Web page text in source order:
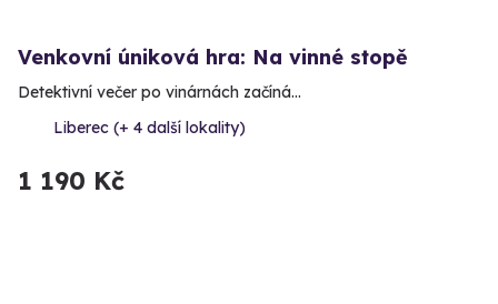
Venkovní úniková hra: Na vinné stopě
Detektivní večer po vinárnách začíná…
Liberec (+ 4 další lokality)
1 190 Kč